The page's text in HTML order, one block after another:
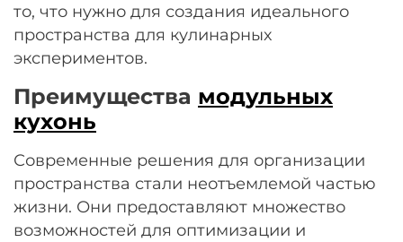
то, что нужно для создания идеального
пространства для кулинарных
экспериментов.
Преимущества модульных
кухонь
Современные решения для организации
пространства стали неотъемлемой частью
жизни. Они предоставляют множество
возможностей для оптимизации и